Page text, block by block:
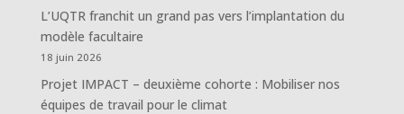
L’UQTR franchit un grand pas vers l’implantation du
modèle facultaire
18 juin 2026
Projet IMPACT – deuxième cohorte : Mobiliser nos
équipes de travail pour le climat